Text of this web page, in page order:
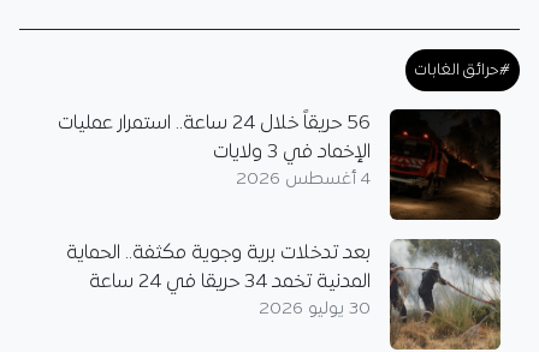
#حرائق الغابات
56 حريقاً خلال 24 ساعة.. استمرار عمليات
الإخماد في 3 ولايات
4 أغسطس 2026
بعد تدخلات برية وجوية مكثفة.. الحماية
المدنية تخمد 34 حريقا في 24 ساعة
30 يوليو 2026